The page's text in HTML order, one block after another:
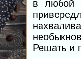
в любой
Решать и